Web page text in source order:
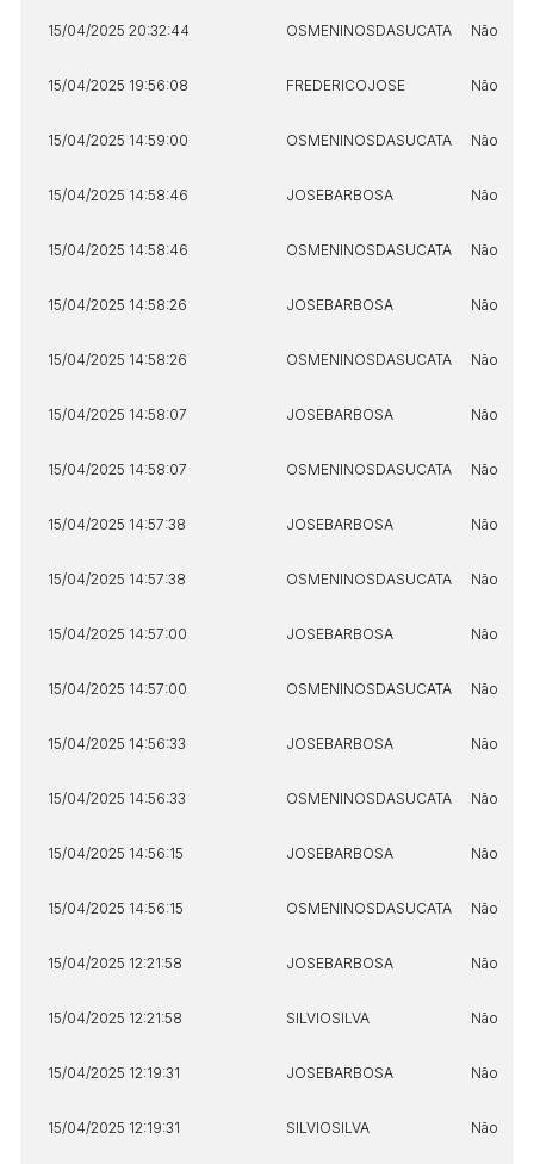
15/04/2025 20:32:44 OSMENINOSDASUCATA Não
15/04/2025 19:56:08 FREDERICOJOSE Não
15/04/2025 14:59:00 OSMENINOSDASUCATA Não
15/04/2025 14:58:46 JOSEBARBOSA Não
15/04/2025 14:58:46 OSMENINOSDASUCATA Não
15/04/2025 14:58:26 JOSEBARBOSA Não
15/04/2025 14:58:26 OSMENINOSDASUCATA Não
15/04/2025 14:58:07 JOSEBARBOSA Não
15/04/2025 14:58:07 OSMENINOSDASUCATA Não
15/04/2025 14:57:38 JOSEBARBOSA Não
15/04/2025 14:57:38 OSMENINOSDASUCATA Não
15/04/2025 14:57:00 JOSEBARBOSA Não
15/04/2025 14:57:00 OSMENINOSDASUCATA Não
15/04/2025 14:56:33 JOSEBARBOSA Não
15/04/2025 14:56:33 OSMENINOSDASUCATA Não
15/04/2025 14:56:15 JOSEBARBOSA Não
15/04/2025 14:56:15 OSMENINOSDASUCATA Não
15/04/2025 12:21:58 JOSEBARBOSA Não
15/04/2025 12:21:58 SILVIOSILVA Não
15/04/2025 12:19:31 JOSEBARBOSA Não
15/04/2025 12:19:31 SILVIOSILVA Não